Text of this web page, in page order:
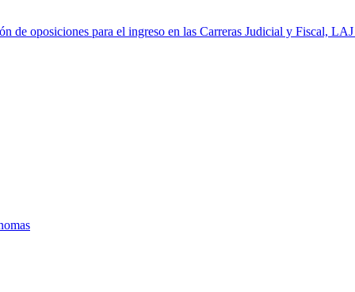
de oposiciones para el ingreso en las Carreras Judicial y Fiscal,